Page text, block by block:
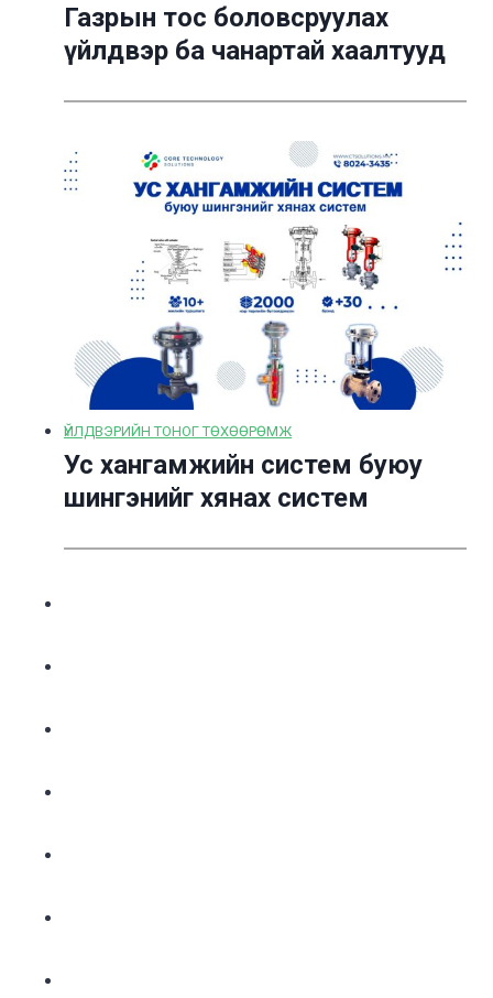
Газрын тос боловсруулах
үйлдвэр ба чанартай хаалтууд
ҮЙЛДВЭРИЙН ТОНОГ ТӨХӨӨРӨМЖ
Ус хангамжийн систем буюу
шингэнийг хянах систем